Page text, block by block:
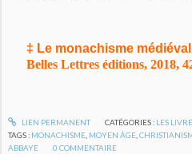
‡ Le monachisme
Belles Lettres éditions, 2018,
LIEN PERMANENT CATÉGORIES : LES
TAGS : MONACHISME MOYEN ÂGE ,
ABBAYE
0 COMMENTAIRE